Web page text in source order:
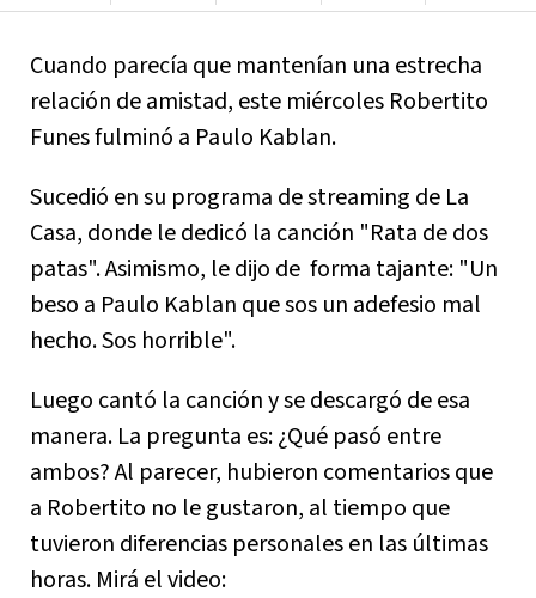
Cuando parecía que mantenían una estrecha
relación de amistad, este miércoles Robertito
Funes fulminó a Paulo Kablan.
Sucedió en su programa de streaming de La
Casa, donde le dedicó la canción "Rata de dos
patas". Asimismo, le dijo de forma tajante: "Un
beso a Paulo Kablan que sos un adefesio mal
hecho. Sos horrible".
Luego cantó la canción y se descargó de esa
manera. La pregunta es: ¿Qué pasó entre
ambos? Al parecer, hubieron comentarios que
a Robertito no le gustaron, al tiempo que
tuvieron diferencias personales en las últimas
horas. Mirá el video: